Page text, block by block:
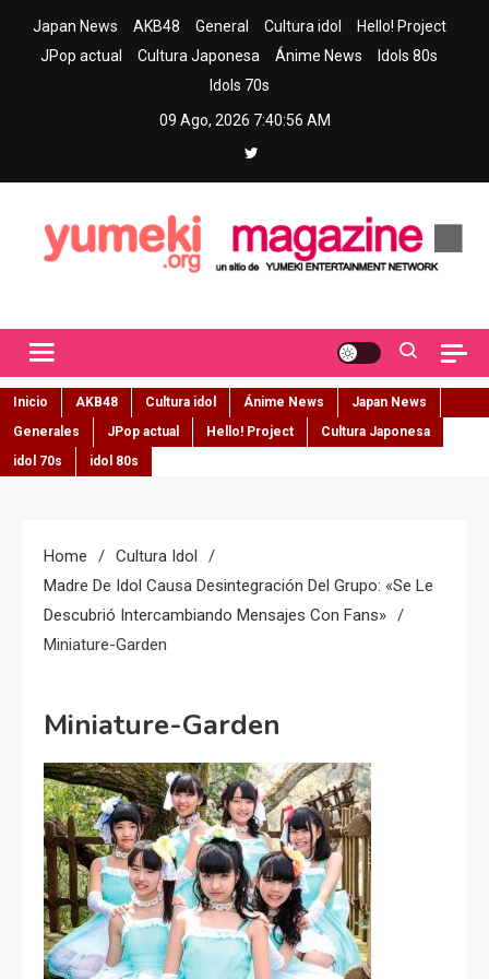
Japan News AKB48 General Cultura idol
Hello! Project
JPop actual
Cultura Japonesa Ánime News
Idols 80s
Idols 70s
09 Ago, 2026 7:40:57 AM
Inicio AKB48 Cultura idol Ánime News
Japan News
Generales
JPop actual Hello! Project
Cultura Japonesa
idol 70s
idol 80s
Home
Cultura Idol
Madre De Idol Causa Desintegración Del Grupo: «se Le
Descubrió Intercambiando Mensajes Con Fans»
Miniature-Garden
Miniature-Garden